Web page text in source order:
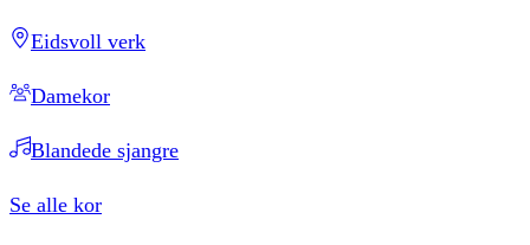
Eidsvoll verk
Damekor
Blandede sjangre
Se alle kor